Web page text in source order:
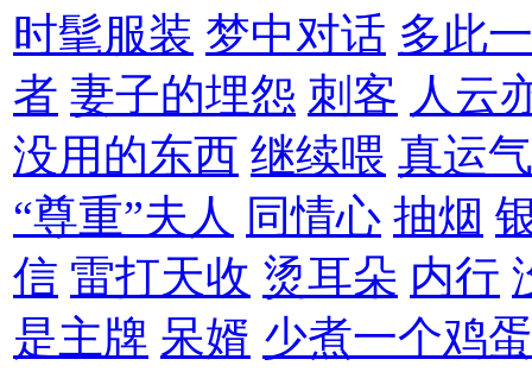
时髦服装 梦中对话 多此
者 妻子的埋怨 刺客 人云
没用的东西 继续喂 真运气
“尊重”夫人 同情心 抽烟
信 雷打天收 烫耳朵 内行
是主牌 呆婿 少煮一个鸡蛋